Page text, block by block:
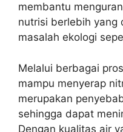
membantu
nutrisi berlebih yang
masalah ekologi
Melalui berbagai
mampu menyerap
merupakan
sehingga dapat
Dengan kualitas air